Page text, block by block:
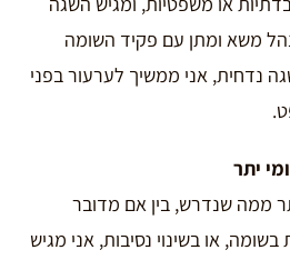
משא ומתן עם פקיד השומה
נדחית, אני ממשיך לערעור בפני
יתר
ממה שנדרש, בין אם מדובר
בשומה, או בשינוי נסיבות, אני מגיש